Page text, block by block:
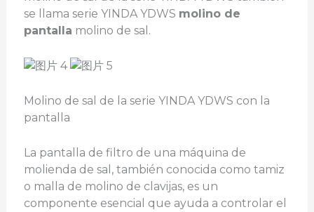
se llama serie YINDA YDWS molino de
pantalla molino de sal.
Molino de sal de la serie YINDA YDWS con la
pantalla
La pantalla de filtro de una máquina de
molienda de sal, también conocida como tamiz
o malla de molino de clavijas, es un
componente esencial que ayuda a controlar el